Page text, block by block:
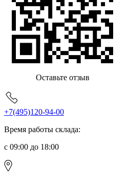
Оставьте отзыв
+7(495)120-94-00
Время работы склада:
с 09:00 до 18:00